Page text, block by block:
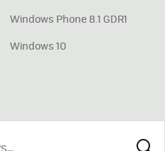
Windows Phone 8.1 GDR1
Windows 10